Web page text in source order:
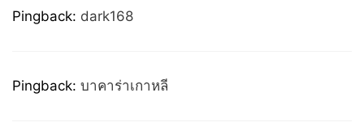
Pingback: dark168
Pingback: บาคาร่าเกาหลี